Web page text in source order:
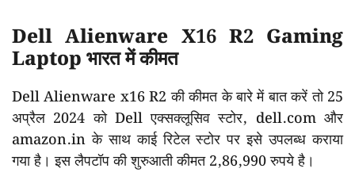
Dell Alienware X16 R2 Gaming
Laptop भारत में कीमत
Dell Alienware x16 R2 की कीमत के बारे में बात करें तो 25
अप्रैल 2024 को Dell एक्सक्लूसिव स्टोर, dell.com और
amazon.in के साथ काई रिटेल स्टोर पर इसे उपलब्ध कराया
गया है। इस लैपटॉप की शुरुआती कीमत 2,86,990 रुपये है।